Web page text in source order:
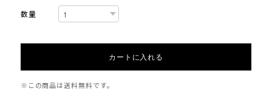
数量
カートに入れる
※この商品は送料無料です。